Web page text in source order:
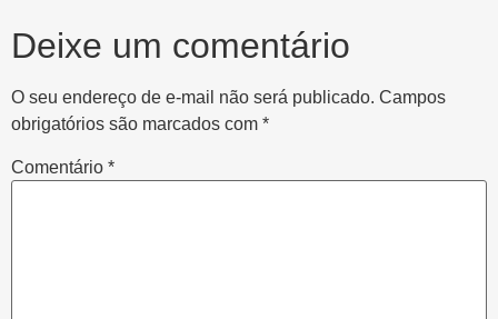
Deixe um comentário
O seu endereço de e-mail não será publicado. Campos
obrigatórios são marcados com *
Comentário *